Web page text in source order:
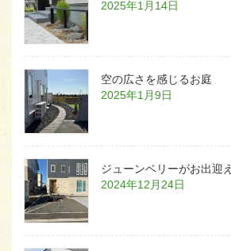
2025年1月14日
空の広さを感じるお庭
2025年1月9日
ジューンベリーがお出迎え
2024年12月24日